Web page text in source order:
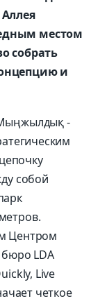
местом
собрать
и
-
собой
Центром
LDA
Live
четкое